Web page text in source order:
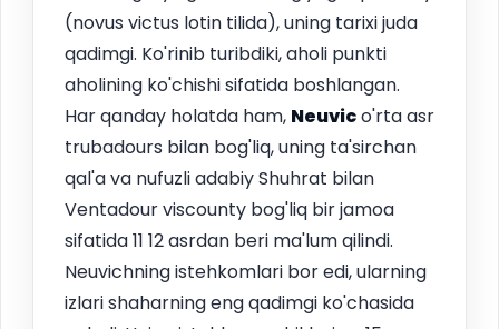
(novus victus lotin tilida), uning tarixi juda
qadimgi. Ko'rinib turibdiki, aholi punkti
aholining ko'chishi sifatida boshlangan.
Har qanday holatda ham, Neuvico'rta asr
trubadours bilan bog'liq, uning ta'sirchan
qal'a va nufuzli adabiy Shuhrat bilan
Ventadour viscounty bog'liq bir jamoa
sifatida 11 12 asrdan beri ma'lum qilindi.
Neuvichning istehkomlari bor edi, ularning
izlari shaharning eng qadimgi ko'chasida